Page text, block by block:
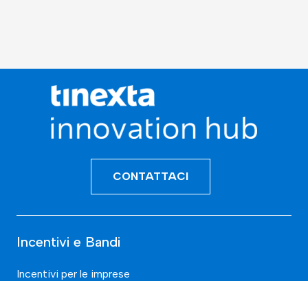
CONTATTACI
Incentivi e Bandi
Incentivi per le imprese